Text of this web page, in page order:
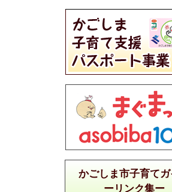
かごしま市子育てガ
ーリンク集ー